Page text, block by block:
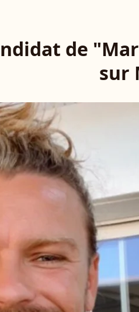
de
sur